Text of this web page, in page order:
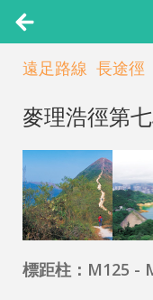
遠足路線 長途徑
麥理浩徑第
標距柱：M125 -